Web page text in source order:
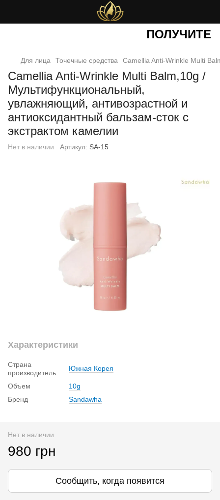
ПОЛУЧИТЕ
Для лица Точечные средства Camellia Anti-Wrinkle Multi
Camellia Anti-Wrinkle Multi Balm,10g /
Мультифункциональный,
увлажняющий, антивозрастной и
антиоксидантный бальзам-сток с
экстрактом камелии
Нет в наличии Артикул: SA-15
Характеристики
Страна
производитель
Южная Корея
Объем
10g
Бренд
Sandawha
Нет в наличии
980 грн
Сообщить, когда появится